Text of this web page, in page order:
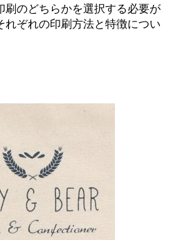
刷のどちらかを選択する必要が
れぞれの印刷方法と特徴につい